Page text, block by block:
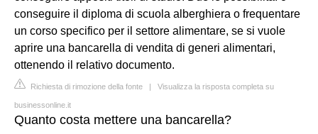
conseguire il diploma di scuola alberghiera o frequentare
un corso specifico per il settore alimentare, se si vuole
aprire una bancarella di vendita di generi alimentari,
ottenendo il relativo documento.
Richiesta di rimozione della fonte | Visualizza la risposta completa su
businessonline.it
Quanto costa mettere una bancarella?